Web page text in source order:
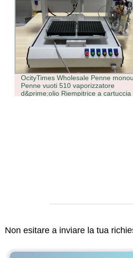
OcityTimes Wholesale Penne
Penne vuoti 510 vaporizzatore
d&prime;olio Riempitrice a cartuccia
Non esitare a inviare la tua